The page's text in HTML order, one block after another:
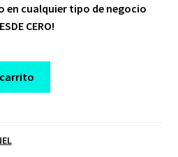
cualquier tipo de negocio
CERO!